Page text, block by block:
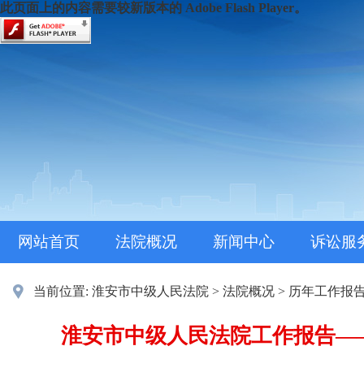
此页面上的内容需要较新版本的 Adobe Flash Player。
网站首页 法院概况 新闻中心 诉讼服
当前位置: 淮安市中级人民法院 > 法院概况 > 历年工作报
淮安市中级人民法院工作报告